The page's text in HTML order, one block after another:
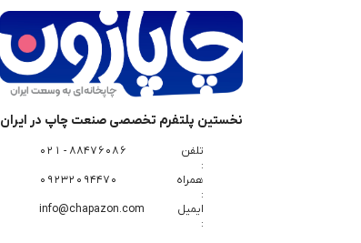
نخستین پلتفرم تخصصی صنعت چاپ در ایران
تلفن
:
88476086 - 021
همراه
:
09232094470
ایمیل
:
info@chapazon.com